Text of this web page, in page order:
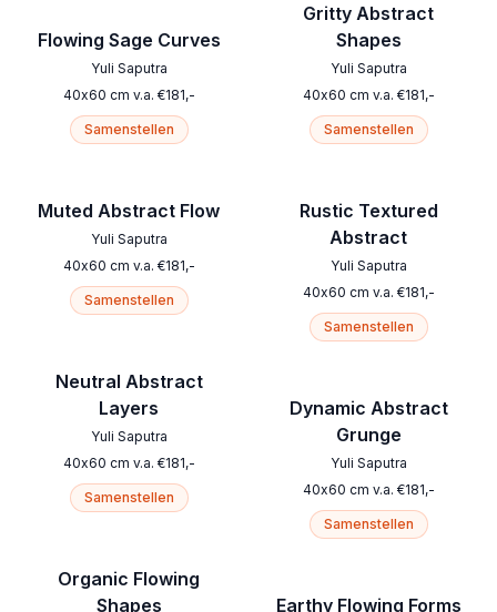
Flowing Sage Curves
Yuli Saputra
40x60 cm v.a. €181,-
Samenstellen
Muted Abstract Flow
Yuli Saputra
40x60 cm v.a. €181,-
Samenstellen
Neutral Abstract
Layers
Yuli Saputra
40x60 cm v.a. €181,-
Samenstellen
Organic Flowing
Shapes
Gritty Abstract
Shapes
Yuli Saputra
40x60 cm v.a. €181,-
Samenstellen
Rustic Textured
Abstract
Yuli Saputra
40x60 cm v.a. €181,-
Samenstellen
Dynamic Abstract
Grunge
Yuli Saputra
40x60 cm v.a. €181,-
Samenstellen
Earthy Flowing Forms